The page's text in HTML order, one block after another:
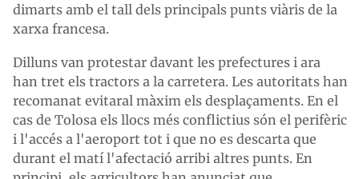
dimarts amb el tall dels principals punts viàris de la
xarxa francesa.
Dilluns van protestar davant les prefectures i ara
han tret els tractors a la carretera. Les autoritats han
recomanat evitaral màxim els desplaçaments. En el
cas de Tolosa els llocs més conflictius són el perifèric
i l'accés a l'aeroport tot i que no es descarta que
durant el matí l'afectació arribi altres punts. En